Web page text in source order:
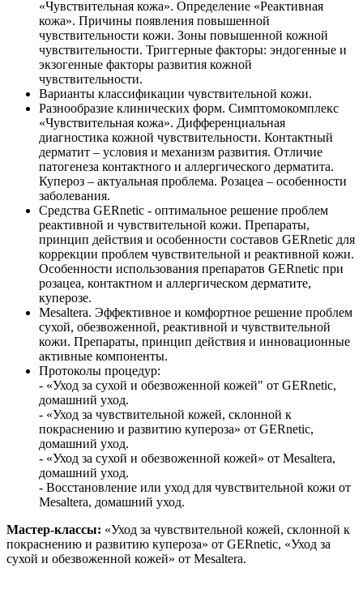
«Чувствительная кожа». Определение «Реактивная
кожа». Причины появления повышенной
чувствительности кожи. Зоны повышенной кожной
чувствительности. Триггерные факторы: эндогенные и
экзогенные факторы развития кожной
чувствительности.
Варианты классификации чувствительной кожи.
Разнообразие клинических форм. Симптомокомплекс
«Чувствительная кожа». Дифференциальная
диагностика кожной чувствительности. Контактный
дерматит – условия и механизм развития. Отличие
патогенеза контактного и аллергического дерматита.
Купероз – актуальная проблема. Розацеа – особенности
заболевания.
Средства GERnetic - оптимальное решение проблем
реактивной и чувствительной кожи. Препараты,
принцип действия и особенности составов GERnetic для
коррекции проблем чувствительной и реактивной кожи.
Особенности использования препаратов GERnetic при
розацеа, контактном и аллергическом дерматите,
куперозе.
Mesaltera. Эффективное и комфортное решение проблем
сухой, обезвоженной, реактивной и чувствительной
кожи. Препараты, принцип действия и инновационные
активные компоненты.
Протоколы процедур:
- «Уход за сухой и обезвоженной кожей" от GERnetic,
домашний уход.
- «Уход за чувствительной кожей, склонной к
покраснению и развитию купероза» от GERnetic,
домашний уход.
- «Уход за сухой и обезвоженной кожей» от Mesaltera,
домашний уход.
- Восстановление или уход для чувствительной кожи от
Mesaltera, домашний уход.
Мастер-классы: «Уход за чувствительной кожей, склонной к
покраснению и развитию купероза» от GERnetic, «Уход за
сухой и обезвоженной кожей» от Mesaltera.